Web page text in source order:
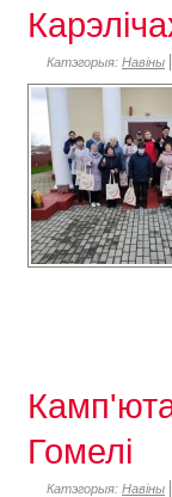
Катэгорыя: Навіны
Гомелі
Катэгорыя: Навіны